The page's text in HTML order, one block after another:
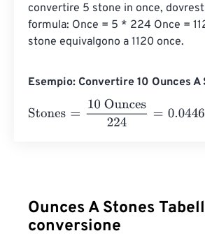
convertire 5 stone in once,
formula: Once = 5 * 224 Once =
stone equivalgono a 1120 once.
Esempio: Convertire 10 Ounces A
Stones
10 Ounces224=
Ounces A Stones
conversione